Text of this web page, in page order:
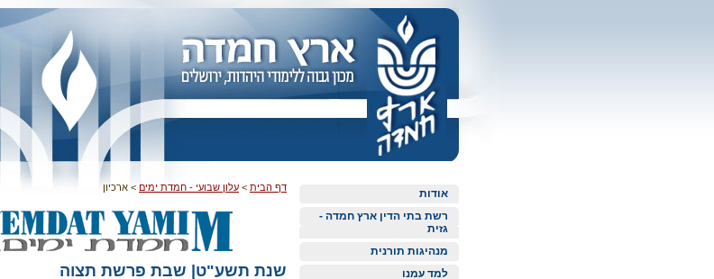
אודות
רשת בתי הדין ארץ חמדה -
גזית
מנהיגות תורנית
למד עמנו
דף הבית > עלון שבועי - חמדת ימים > ארכיון
שנת תשע"ט| שבת פרשת תצוה